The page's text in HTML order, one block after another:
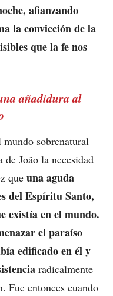
afianzando
la convicción de la
que la fe nos
añadidura al
sobrenatural
João la necesidad
que una aguda
del Espíritu Santo,
existía en el mundo.
el paraíso
edificado en él y
radicalmente
Fue entonces cuando